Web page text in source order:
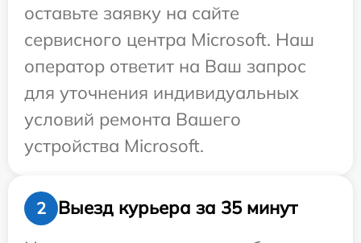
оставьте заявку на сайте
сервисного центра Microsoft. Наш
оператор ответит на Ваш запрос
для уточнения индивидуальных
условий ремонта Вашего
устройства Microsoft.
2
Выезд курьера за 35 минут